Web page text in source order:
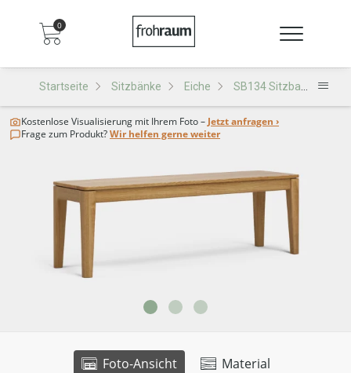
0
Startseite Sitzbänke Eiche SB134 Sitzbank
Foto-Ansicht Material
Kostenlose Visualisierung mit Ihrem Foto – Jetzt anfragen ›
Frage zum Produkt?Wir helfen gerne weiter